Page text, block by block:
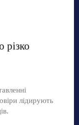
різко
лідирують